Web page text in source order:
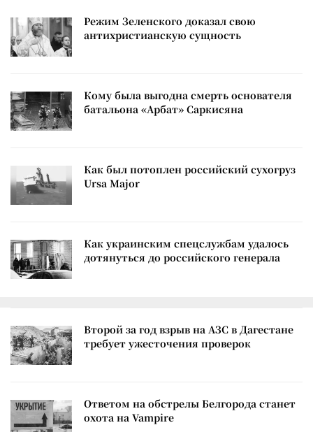
Режим Зеленского доказал свою
антихристианскую сущность
Кому была выгодна смерть основателя
батальона «Арбат» Саркисяна
Как был потоплен российский сухогруз
Ursa Major
Как украинским спецслужбам удалось
дотянуться до российского генерала
Второй за год взрыв на АЗС в Дагестане
требует ужесточения проверок
Ответом на обстрелы Белгорода станет
охота на Vampire